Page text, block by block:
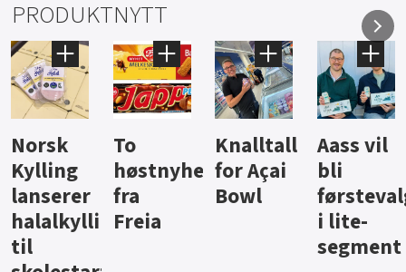
PRODUKTNYTT
Knalltall
for Açai
Bowl
Aass vil
bli
førstevalg
i lite-
Brus og
jus fra
Berentsen
Hard
iste fra
Hansa